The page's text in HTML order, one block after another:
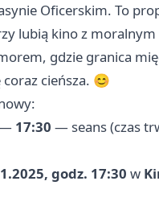
Oficerskim. To
lubią kino z
gdzie granica
coraz cieńsza. 😊
17:30 — seans (czas
godz. 17:30 w